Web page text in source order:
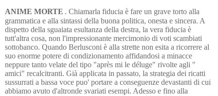
ANIME MORTE . Chiamarla fiducia è fare un grave torto alla
grammatica e alla sintassi della buona politica, onesta e sincera. A
dispetto della sguaiata esultanza della destra, la vera fiducia è
tutt'altra cosa, non l'impressionante mercimonio di voti scambiati
sottobanco. Quando Berlusconi è alla strette non esita a ricorrere al
suo enorme potere di condizionamento affidandosi a minacce
neppure tanto velate del tipo "après mi le déluge" rivolte agli "
amici" recalcitranti. Già applicata in passato, la strategia dei ricatti
sussurrati a bassa voce puo' portare a conseguenze devastanti di cui
abbiamo avuto d'altronde svariati esempi. Adesso e fino alla